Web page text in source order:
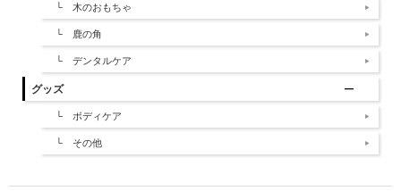
└ 木のおもちゃ
└ 鹿の角
└ デンタルケア
グッズ
└ ボディケア
└ その他